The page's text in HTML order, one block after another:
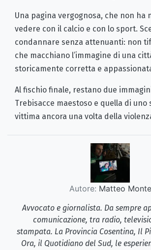
Una pagina vergognosa, che non ha
vedere con il calcio e con lo sport.
condannare senza attenuanti: non
che macchiano l’immagine di una
storicamente corretta e
Al fischio finale, restano due
Trebisacce maestoso e quella di
vittima ancora una volta della
Autore: Matteo Monte
Avvocato e giornalista. Da sempre
comunicazione, tra radio,
stampata. La Provincia Cosentina, Il
Ora, il Quotidiano del Sud, le